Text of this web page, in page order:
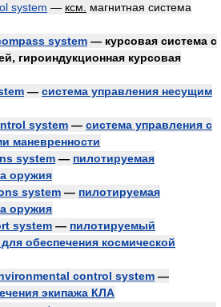
system — ксм.
магнитная система
system — курсовая система с
гироиндукционная курсовая
— система управления несущим
system — система управления с
маневренности
system — пилотируемая
оружия
system — пилотируемая
оружия
system — пилотируемый
обеспечения космической
control system —
экипажа КЛА